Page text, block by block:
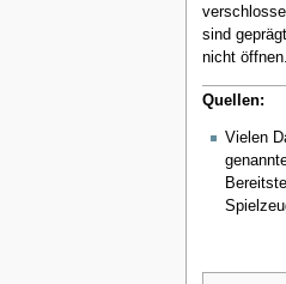
sind
nicht öffnen.
Quellen:
Vielen